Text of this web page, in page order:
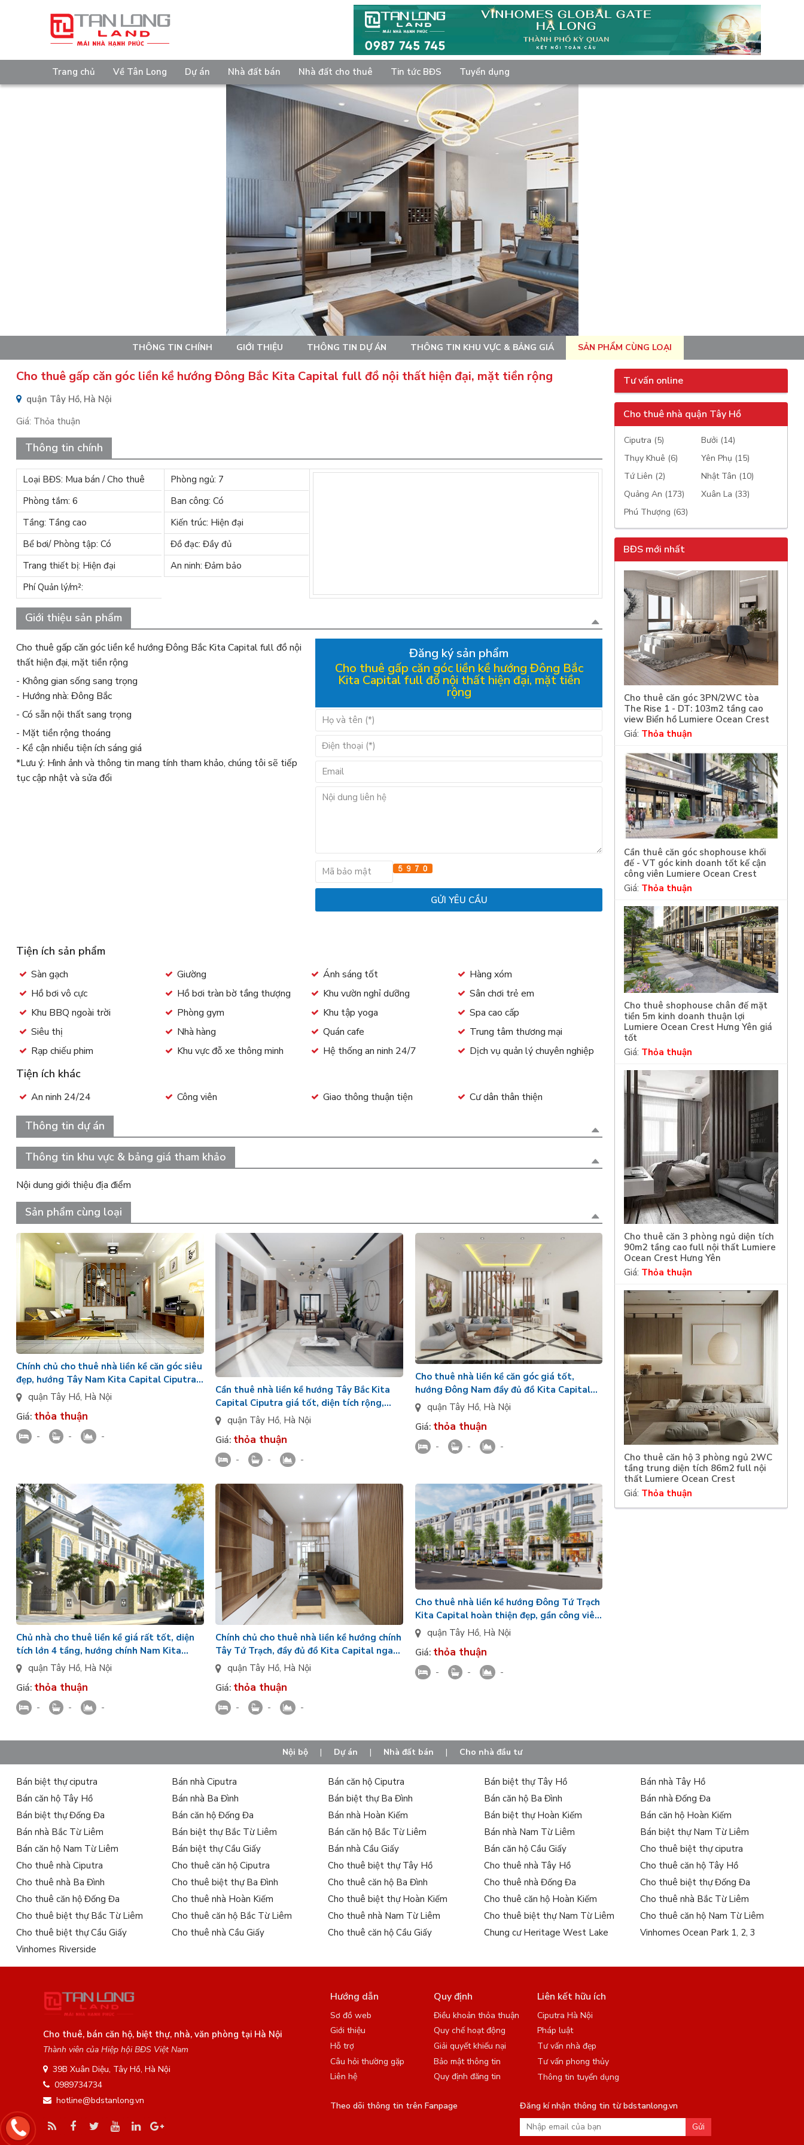
Trang chủ Về Tân Long Dự án Nhà đất bán Nhà đất cho thuê Tin tức BĐS Tuyển dụng
THÔNG TIN CHÍNH GIỚI THIỆU THÔNG TIN DỰ ÁN THÔNG TIN KHU VỰC & BẢNG GIÁ SẢN PHẨM CÙNG LOẠI
Cho thuê gấp căn góc liền kề hướng Đông Bắc Kita Capital full đồ nội thất hiện đại, mặt tiền rộng
quận Tây Hồ, Hà Nội
Giá: Thỏa thuận
Thông tin chính
Loại BĐS: Mua bán / Cho thuê
Phòng ngủ: 7
Phòng tắm: 6
Ban công: Có
Tầng: Tầng cao
Kiến trúc: Hiện đại
Bể bơi/ Phòng tập: Có
Đồ đạc: Đầy đủ
Trang thiết bị: Hiện đại
An ninh: Đảm bảo
Phí Quản lý/m²:
Giới thiệu sản phẩm
Cho thuê gấp căn góc liền kề hướng Đông Bắc Kita Capital full đồ nội
thất hiện đại, mặt tiền rộng
- Không gian sống sang trọng
- Hướng nhà: Đông Bắc
- Có sẵn nội thất sang trọng
- Mặt tiền rộng thoáng
- Kề cận nhiều tiện ích sáng giá
*Lưu ý: Hình ảnh và thông tin mang tính tham khảo, chúng tôi sẽ tiếp
tục cập nhật và sửa đổi
Đăng ký sản phẩm
Cho thuê gấp căn góc liền kề hướng Đông Bắc
Kita Capital full đồ nội thất hiện đại, mặt tiền
rộng
Tiện ích sản phẩm
Sàn gạch Giường Ánh sáng tốt
Hàng xóm
Hồ bơi vô cực
Hồ bơi tràn bờ tầng thượng Khu vườn nghỉ dưỡng
Sân chơi trẻ em
Khu BBQ ngoài trời
Phòng gym Khu tập yoga
Spa cao cấp
Siêu thị
Nhà hàng Quán cafe
Trung tâm thương mại
Rạp chiếu phim
Khu vực đỗ xe thông minh Hệ thống an ninh 24/7 Dịch vụ quản lý chuyên nghiệp
Tiện ích khác
An ninh 24/24 Công viên Giao thông thuận tiện Cư dân thân thiện
Thông tin dự án
Thông tin khu vực & bảng giá tham khảo
Nội dung giới thiệu địa điểm
Sản phẩm cùng loại
Chính chủ cho thuê nhà liền kề căn góc siêu
đẹp, hướng Tây Nam Kita Capital Ciputra
full đồ
quận Tây Hồ, Hà Nội
Giá: thỏa thuận
- - -
Cần thuê nhà liền kề hướng Tây Bắc Kita
Capital Ciputra giá tốt, diện tích rộng,
chưa có đồ
quận Tây Hồ, Hà Nội
Giá: thỏa thuận
- - -
Cho thuê nhà liền kề căn góc giá tốt,
hướng Đông Nam đầy đủ đồ Kita Capital
Ciputra giá thương thảo
quận Tây Hồ, Hà Nội
Giá: thỏa thuận
- - -
Chủ nhà cho thuê liền kề giá rất tốt, diện
tích lớn 4 tầng, hướng chính Nam Kita
Capital chưa có đồ
quận Tây Hồ, Hà Nội
Giá: thỏa thuận
- - -
Chính chủ cho thuê nhà liền kề hướng chính
Tây Tứ Trạch, đầy đủ đồ Kita Capital ngay
gần bể bơi
quận Tây Hồ, Hà Nội
Giá: thỏa thuận
- - -
Cho thuê nhà liền kề hướng Đông Tứ Trạch
Kita Capital hoàn thiện đẹp, gần công viên,
full nội thất
quận Tây Hồ, Hà Nội
Giá: thỏa thuận
- - -
Tư vấn online
Cho thuê nhà quận Tây Hồ
Ciputra (5)
Bưởi (14)
Thụy Khuê (6)
Yên Phụ (15)
Tứ Liên (2)
Nhật Tân (10)
Quảng An (173)
Xuân La (33)
Phú Thượng (63)
BĐS mới nhất
Cho thuê căn góc 3PN/2WC tòa
The Rise 1 - DT: 103m2 tầng cao
view Biển hồ Lumiere Ocean Crest
Giá: Thỏa thuận
Cần thuê căn góc shophouse khối
đế - VT góc kinh doanh tốt kế cận
công viên Lumiere Ocean Crest
Giá: Thỏa thuận
Cho thuê shophouse chân đế mặt
tiền 5m kinh doanh thuận lợi
Lumiere Ocean Crest Hưng Yên giá
tốt
Giá: Thỏa thuận
Cho thuê căn 3 phòng ngủ diện tích
90m2 tầng cao full nội thất Lumiere
Ocean Crest Hưng Yên
Giá: Thỏa thuận
Cho thuê căn hộ 3 phòng ngủ 2WC
tầng trung diện tích 86m2 full nội
thất Lumiere Ocean Crest
Giá: Thỏa thuận
Nội bộ | Dự án | Nhà đất bán | Cho nhà đầu tư
Bán biệt thự ciputra Bán nhà Ciputra Bán căn hộ Ciputra Bán biệt thự Tây Hồ
Bán nhà Tây Hồ
Bán căn hộ Tây Hồ
Bán nhà Ba Đình Bán biệt thự Ba Đình Bán căn hộ Ba Đình
Bán nhà Đống Đa
Bán biệt thự Đống Đa
Bán căn hộ Đống Đa Bán nhà Hoàn Kiếm Bán biệt thự Hoàn Kiếm
Bán căn hộ Hoàn Kiếm
Bán nhà Bắc Từ Liêm
Bán biệt thự Bắc Từ Liêm Bán căn hộ Bắc Từ Liêm Bán nhà Nam Từ Liêm
Bán biệt thự Nam Từ Liêm
Bán căn hộ Nam Từ Liêm
Bán biệt thự Cầu Giấy Bán nhà Cầu Giấy Bán căn hộ Cầu Giấy
Cho thuê biệt thự ciputra
Cho thuê nhà Ciputra
Cho thuê căn hộ Ciputra Cho thuê biệt thự Tây Hồ Cho thuê nhà Tây Hồ
Cho thuê căn hộ Tây Hồ
Cho thuê nhà Ba Đình
Cho thuê biệt thự Ba Đình Cho thuê căn hộ Ba Đình Cho thuê nhà Đống Đa
Cho thuê biệt thự Đống Đa
Cho thuê căn hộ Đống Đa
Cho thuê nhà Hoàn Kiếm Cho thuê biệt thự Hoàn Kiếm Cho thuê căn hộ Hoàn Kiếm
Cho thuê nhà Bắc Từ Liêm
Cho thuê biệt thự Bắc Từ Liêm
Cho thuê căn hộ Bắc Từ Liêm Cho thuê nhà Nam Từ Liêm Cho thuê biệt thự Nam Từ Liêm
Cho thuê căn hộ Nam Từ Liêm
Cho thuê biệt thự Cầu Giấy
Cho thuê nhà Cầu Giấy Cho thuê căn hộ Cầu Giấy Chung cư Heritage West Lake
Vinhomes Ocean Park 1, 2, 3
Vinhomes Riverside
Cho thuê, bán căn hộ, biệt thự, nhà, văn phòng tại Hà Nội
Thành viên của Hiệp hội BĐS Việt Nam
39B Xuân Diệu, Tây Hồ, Hà Nội
0989734734
hotline@bdstanlong.vn
Hướng dẫn
Sơ đồ web
Giới thiệu
Hỗ trợ
Câu hỏi thường gặp
Liên hệ
Quy định
Điều khoản thỏa thuận
Quy chế hoạt động
Giải quyết khiếu nại
Bảo mật thông tin
Quy định đăng tin
Liên kết hữu ích
Ciputra Hà Nội
Pháp luật
Tư vấn nhà đẹp
Tư vấn phong thủy
Thông tin tuyển dụng
Theo dõi thông tin trên Fanpage
Đăng kí nhận thông tin từ bdstanlong.vn
Gửi